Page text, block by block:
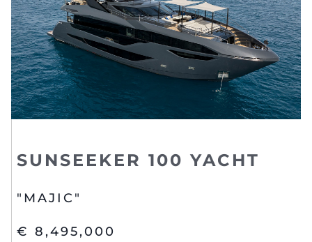
SUNSEEKER 100 YACHT
"MAJIC"
€ 8,495,000